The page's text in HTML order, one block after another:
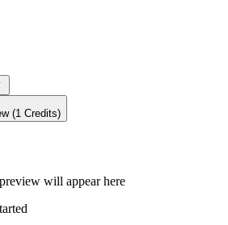
(1 Credits)
will appear here